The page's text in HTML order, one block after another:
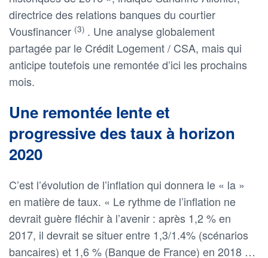
directrice des relations banques du courtier
Vousfinancer (3) . Une analyse globalement
partagée par le Crédit Logement / CSA, mais qui
anticipe toutefois une remontée d’ici les prochains
mois.
Une remontée lente et
progressive des taux à horizon
2020
C’est l’évolution de l’inflation qui donnera le « la »
en matière de taux. « Le rythme de l’inflation ne
devrait guère fléchir à l’avenir : après 1,2 % en
2017, il devrait se situer entre 1,3/1.4% (scénarios
bancaires) et 1,6 % (Banque de France) en 2018 …